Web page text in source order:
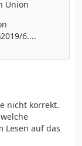
Union
6....
nicht korrekt.
Lesen auf das